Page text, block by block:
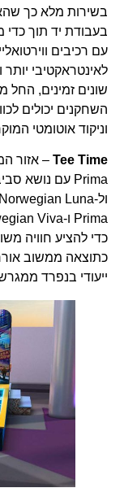
בשירות מלא כך
בעבודת יד תוך כדי
עם רכיבים
לאינטראקטיבי יותר
שונים זמינים, החל
השחקנים יכולים
וניקוד אוטומטי
Tee Time– אזור
כדי להציע חוויה
ייעודי בנפרד ממגרש